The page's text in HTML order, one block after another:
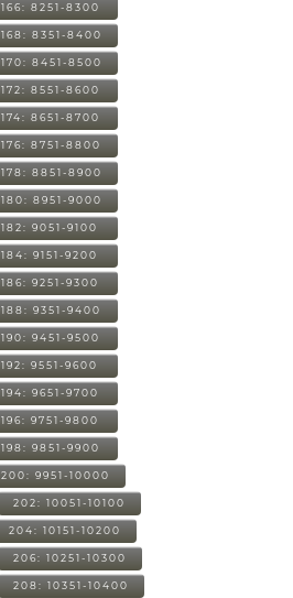
166: 8251-8300
168: 8351-8400
170: 8451-8500
172: 8551-8600
174: 8651-8700
176: 8751-8800
178: 8851-8900
180: 8951-9000
182: 9051-9100
184: 9151-9200
186: 9251-9300
188: 9351-9400
190: 9451-9500
192: 9551-9600
194: 9651-9700
196: 9751-9800
198: 9851-9900
200: 9951-10000
202: 10051-10100
204: 10151-10200
206: 10251-10300
208: 10351-10400